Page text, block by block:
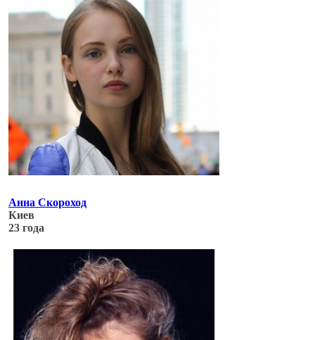
Обновлено: 06.07.17
Анна Скороход
Киев
23 года